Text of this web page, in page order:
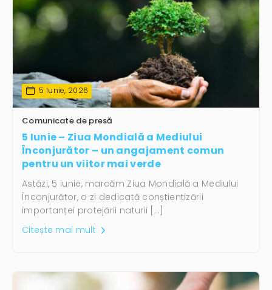
5 Iunie, 2026
Comunicate de presă
5 Iunie – Ziua Mondială a Mediului
Înconjurător – un angajament comun
pentru un viitor mai verde
Astăzi, 5 iunie, marcăm Ziua Mondială a Mediului
Înconjurător, o zi dedicată conștientizării
importanței protejării naturii […]
Citește mai mult